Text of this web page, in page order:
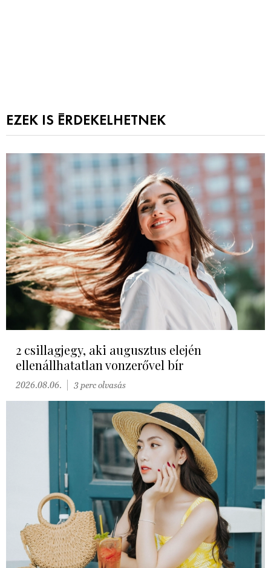
EZEK IS ÉRDEKELHETNEK
2 csillagjegy, aki augusztus elején
ellenállhatatlan vonzerővel bír
2026.08.06. 3 perc olvasás